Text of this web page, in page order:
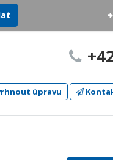
úpravu